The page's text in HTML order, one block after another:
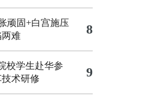
顽固+白宫施压
两难
8
校学生赴华参
术研修
9